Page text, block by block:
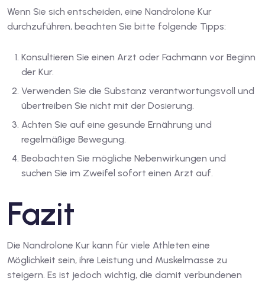
Wenn Sie sich entscheiden, eine Nandrolone Kur
durchzuführen, beachten Sie bitte folgende Tipps:
Konsultieren Sie einen Arzt oder Fachmann vor Beginn
der Kur.
Verwenden Sie die Substanz verantwortungsvoll und
übertreiben Sie nicht mit der Dosierung.
Achten Sie auf eine gesunde Ernährung und
regelmäßige Bewegung.
Beobachten Sie mögliche Nebenwirkungen und
suchen Sie im Zweifel sofort einen Arzt auf.
Fazit
Die Nandrolone Kur kann für viele Athleten eine
Möglichkeit sein, ihre Leistung und Muskelmasse zu
steigern. Es ist jedoch wichtig, die damit verbundenen